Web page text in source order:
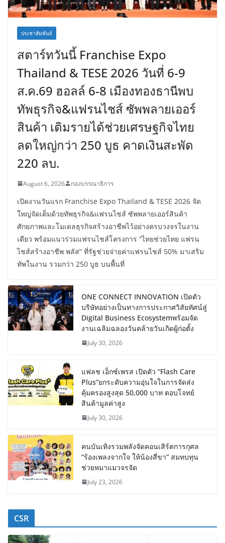
ประชาสัมพันธ์
สตาร์ทวันนี้ Franchise Expo
Thailand & TESE 2026 วันที่ 6-9
ส.ค.69 ฮอลล์ 6-8 เมืองทองธานีพบ
ทัพธุรกิจ&แฟรนไชส์ ซัพพลายเออร์
สินค้า เติมรายได้ช่วยเศรษฐกิจไทย
ลดใหญ่กว่า 250 บูธ คาดเงินสะพัด
220 ลบ.
August 6, 2026 กองบรรณาธิการ
เปิดงานวันแรก Franchise Expo Thailand & TESE 2026 จัด
ใหญ่จัดเต็มด้วยทัพธุรกิจ&แฟรนไชส์ ซัพพลายเออร์สินค้า
ศักยภาพและโมเดลธุรกิจสร้างอาชีพไว้อย่างครบวงจรในงาน
เดียว พร้อมแนวร่วมแฟรนไชส์โครงการ “ไทยช่วยไทย แฟรน
ไชส์สร้างอาชีพ พลัส” ที่รัฐช่วยจ่ายค่าแฟรนไชส์ 50% มาเสริม
ทัพในงาน รวมกว่า 250 บูธ บนพื้นที่
ONE CONNECT INNOVATION เปิดตัว
บริษัทอย่างเป็นทางการประกาศวิสัยทัศน์สู่
Digital Business Ecosystemพร้อมจัด
งานเฉลิมฉลองวันคล้ายวันเกิดผู้ก่อตั้ง
July 30, 2026
แฟลช เอ็กซ์เพรส เปิดตัว “Flash Care
Plus”ยกระดับความอุ่นใจในการจัดส่ง
คุ้มครองสูงสุด 50,000 บาท ตอบโจทย์
สินค้ามูลค่าสูง
July 30, 2026
คนบันเทิงรวมพลังจัดคอนเสิร์ตการกุศล
“ร้องเพลงจากใจ ให้น้องสี่ขา” สมทบทุน
ช่วยหมาแมวจรจัด
July 23, 2026
CSR